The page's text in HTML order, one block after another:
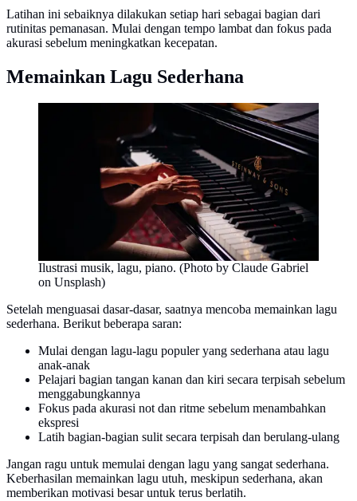
Latihan ini sebaiknya dilakukan setiap hari sebagai bagian dari
rutinitas pemanasan. Mulai dengan tempo lambat dan fokus pada
akurasi sebelum meningkatkan kecepatan.
Memainkan Lagu Sederhana
Ilustrasi musik, lagu, piano. (Photo by Claude Gabriel
on Unsplash)
Setelah menguasai dasar-dasar, saatnya mencoba memainkan lagu
sederhana. Berikut beberapa saran:
Mulai dengan lagu-lagu populer yang sederhana atau lagu
anak-anak
Pelajari bagian tangan kanan dan kiri secara terpisah sebelum
menggabungkannya
Fokus pada akurasi not dan ritme sebelum menambahkan
ekspresi
Latih bagian-bagian sulit secara terpisah dan berulang-ulang
Jangan ragu untuk memulai dengan lagu yang sangat sederhana.
Keberhasilan memainkan lagu utuh, meskipun sederhana, akan
memberikan motivasi besar untuk terus berlatih.